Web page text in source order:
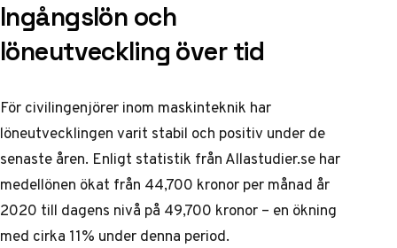
Ingångslön och
löneutveckling över tid
För civilingenjörer inom maskinteknik har
löneutvecklingen varit stabil och positiv under de
senaste åren. Enligt statistik från Allastudier.sehar
medellönen ökat från 44,700 kronor per månad år
2020 till dagens nivå på 49,700 kronor – en ökning
med cirka 11% under denna period.